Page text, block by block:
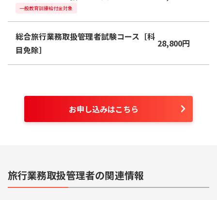
一般教育訓練給付金対象
総合旅行業務取扱管理者試験コース［科
目免除］
28,800円
お申し込みはこちら
旅行業務取扱管理者の関連情報